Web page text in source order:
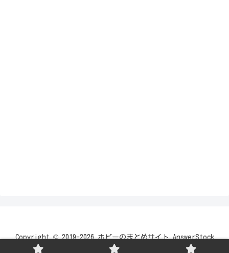
Copyright © 2019-2026 ホビーのまとめサイト AnswerStock
Shingo Base All Rights Reserved.